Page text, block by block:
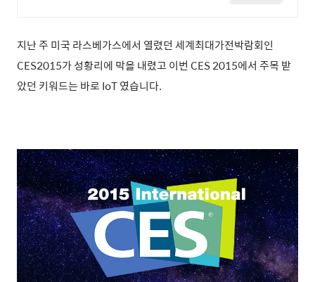
지난 주 미국 라스베가스에서 열렸던 세계최대가전박람회인
CES2015가 성황리에 막을 내렸고 이번 CES 2015에서 주목 받
았던 키워드는 바로 IoT 였습니다.